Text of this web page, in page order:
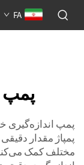
FA
پمپ
پمپ اندازه‌گیری
پمپاژ مقدار
مختلف کمک